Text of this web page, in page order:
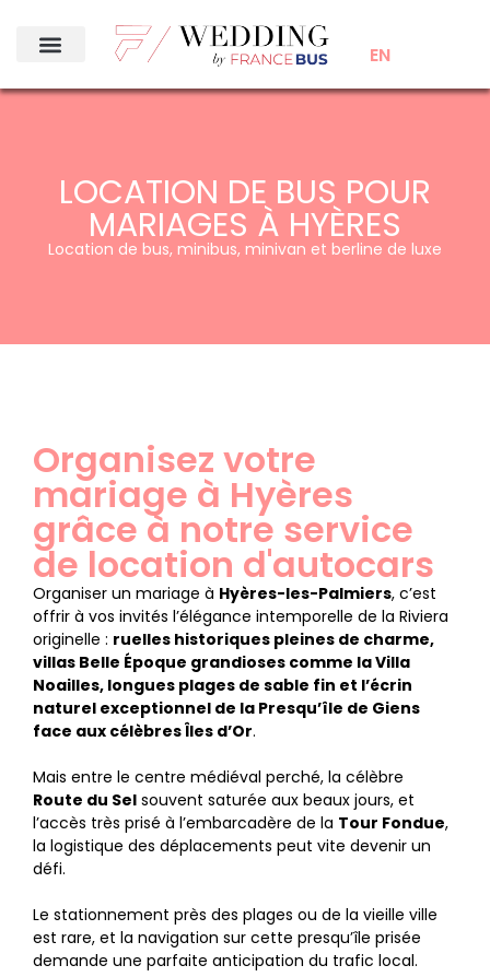
EN
LOCATION DE BUS POUR
MARIAGES À HYÈRES
Location de bus, minibus, minivan et berline de luxe
Organisez votre
mariage à Hyères
grâce à notre service
de location d'autocars
Organiser un mariage à Hyères-les-Palmiers, c’est
offrir à vos invités l’élégance intemporelle de la Riviera
originelle : ruelles historiques pleines de charme,
villas Belle Époque grandioses comme la Villa
Noailles, longues plages de sable fin et l’écrin
naturel exceptionnel de la Presqu’île de Giens
face aux célèbres Îles d’Or.
Mais entre le centre médiéval perché, la célèbre
Route du Sel souvent saturée aux beaux jours, et
l’accès très prisé à l’embarcadère de la Tour Fondue,
la logistique des déplacements peut vite devenir un
défi.
Le stationnement près des plages ou de la vieille ville
est rare, et la navigation sur cette presqu’île prisée
demande une parfaite anticipation du trafic local.